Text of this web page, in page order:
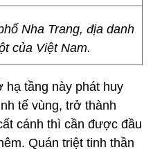
Nha Trang, địa danh
của Việt Nam.
hạ tầng này phát huy
tế vùng, trở thành
cánh thì cần được đầu
Quán triệt tinh thần